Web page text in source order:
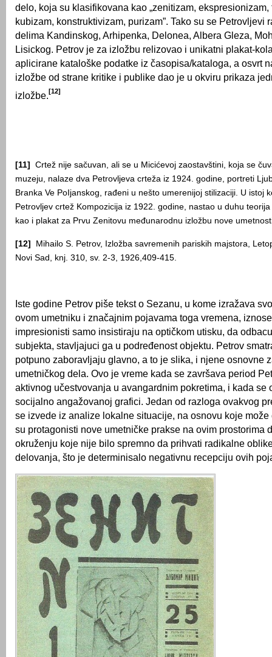
delo, koja su klasifikovana kao „zenitizam, ekspresionizam,
kubizam, konstruktivizam, purizam”. Tako su se Petrovljevi
delima Kandinskog, Arhipenka, Delonea, Albera Gleza,
Lisickog. Petrov je za izložbu relizovao i unikatni plakat-
aplicirane kataloške podatke iz časopisa/kataloga, a osvrt
izložbe od strane kritike i publike dao je u okviru prikaza
izložbe.[12]
[11]
Crtež nije sačuvan, ali se u Micićevoj zaostavštini, koja se
muzeju, nalaze dva Petrovljeva crteža iz 1924. godine, portreti
Branka Ve PoIjanskog, rađeni u nešto umerenijoj stilizaciji. U istoj
Petrovljev crtež Kompozicija iz 1922. godine, nastao u duhu
kao i plakat za Prvu Zenitovu međunarodnu izložbu nove
[12]
Mihailo S. Petrov, Izložba savremenih pariskih majstora,
Novi Sad, knj. 310, sv. 2-3, 1926,409-415.
Iste godine Petrov piše tekst o Sezanu, u kome izražava
ovom umetniku i značajnim pojavama toga vremena,
impresionisti samo insistiraju na optičkom utisku, da
subjekta, stavljajuci ga u podređenost objektu. Petrov
potpuno zaboravljaju glavno, a to je slika, i njene osnovne
umetničkog dela. Ovo je vreme kada se završava period
aktivnog učestvovanja u avangardnim pokretima, i kada se
socijalno angažovanoj grafici. Jedan od razloga ovakvog
se izvede iz analize lokalne situacije, na osnovu koje
su protagonisti nove umetničke prakse na ovim prostorima
okruženju koje nije bilo spremno da prihvati radikalne
delovanja, što je determinisalo negativnu recepciju ovih